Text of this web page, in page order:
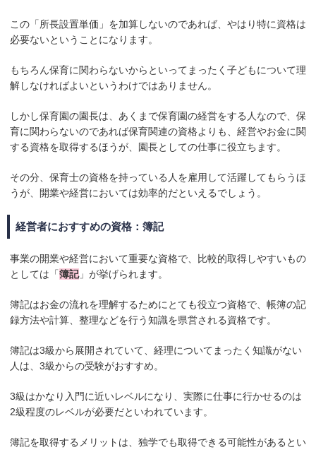
この「所長設置単価」を加算しないのであれば、やはり特に資格は
必要ないということになります。
もちろん保育に関わらないからといってまったく子どもについて理
解しなければよいというわけではありません。
しかし保育園の園長は、あくまで保育園の経営をする人なので、保
育に関わらないのであれば保育関連の資格よりも、経営やお金に関
する資格を取得するほうが、園長としての仕事に役立ちます。
その分、保育士の資格を持っている人を雇用して活躍してもらうほ
うが、開業や経営においては効率的だといえるでしょう。
経営者におすすめの資格：簿記
事業の開業や経営において重要な資格で、比較的取得しやすいもの
としては「簿記」が挙げられます。
簿記はお金の流れを理解するためにとても役立つ資格で、帳簿の記
録方法や計算、整理などを行う知識を県営される資格です。
簿記は3級から展開されていて、経理についてまったく知識がない
人は、3級からの受験がおすすめ。
3級はかなり入門に近いレベルになり、実際に仕事に行かせるのは
2級程度のレベルが必要だといわれています。
簿記を取得するメリットは、独学でも取得できる可能性があるとい